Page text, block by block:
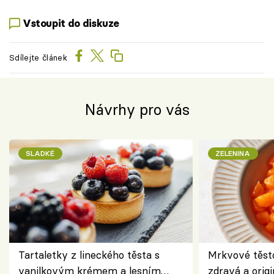
Vstoupit do diskuze
Sdílejte článek
Návrhy pro vás
SLADKÉ
Tartaletky z lineckého těsta s
vanilkovým krémem a lesním
ZELENINA
Mrkvové
zdravá a